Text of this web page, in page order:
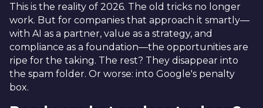
This is the reality of 2026. The old tricks no longer
work. But for companies that approach it smartly—
with AI as a partner, value as a strategy, and
compliance as a foundation—the opportunities are
ripe for the taking. The rest? They disappear into
the spam folder. Or worse: into Google's penalty
box.